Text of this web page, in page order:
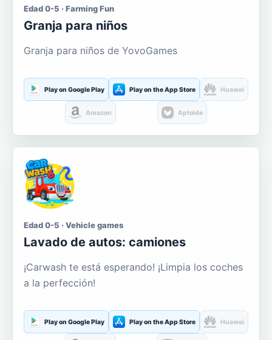
Edad 0-5 · Farming Fun
Granja para niños
Granja para niños de YovoGames
Play on Google Play Play on the App Store Huawei
Amazon Aptoide
Edad 0-5 · Vehicle games
Lavado de autos: camiones
¡Carwash te está esperando! ¡Limpia los coches
a la perfección!
Play on Google Play Play on the App Store Huawei